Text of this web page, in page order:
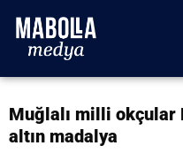
Muğlalı milli okçular
altın madalya